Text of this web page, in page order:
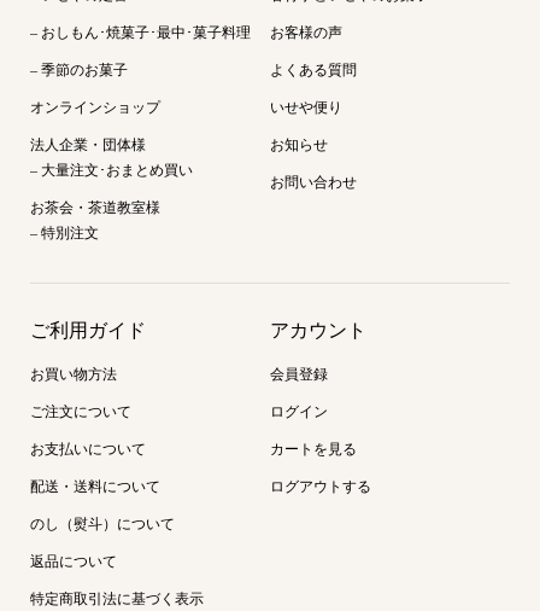
– おしもん･焼菓子･最中･菓子料理
– 季節のお菓子
オンラインショップ
法人企業・団体様
– 大量注文･おまとめ買い
お茶会・茶道教室様
– 特別注文
お客様の声
よくある質問
いせや便り
お知らせ
お問い合わせ
ご利用ガイド
お買い物方法
ご注文について
お支払いについて
配送・送料について
のし（熨斗）について
返品について
特定商取引法に基づく表示
アカウント
会員登録
ログイン
カートを見る
ログアウトする